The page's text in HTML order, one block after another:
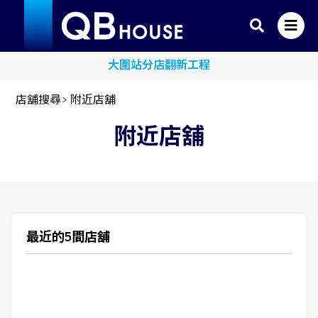
大圍站分店翻新工程
店舖搜尋> 附近店舖
附近店舖
最近的5間店舖